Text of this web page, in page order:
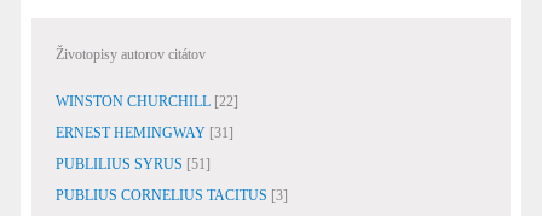
Životopisy autorov citátov
WINSTON CHURCHILL [22]
ERNEST HEMINGWAY [31]
PUBLILIUS SYRUS [51]
PUBLIUS CORNELIUS TACITUS [3]